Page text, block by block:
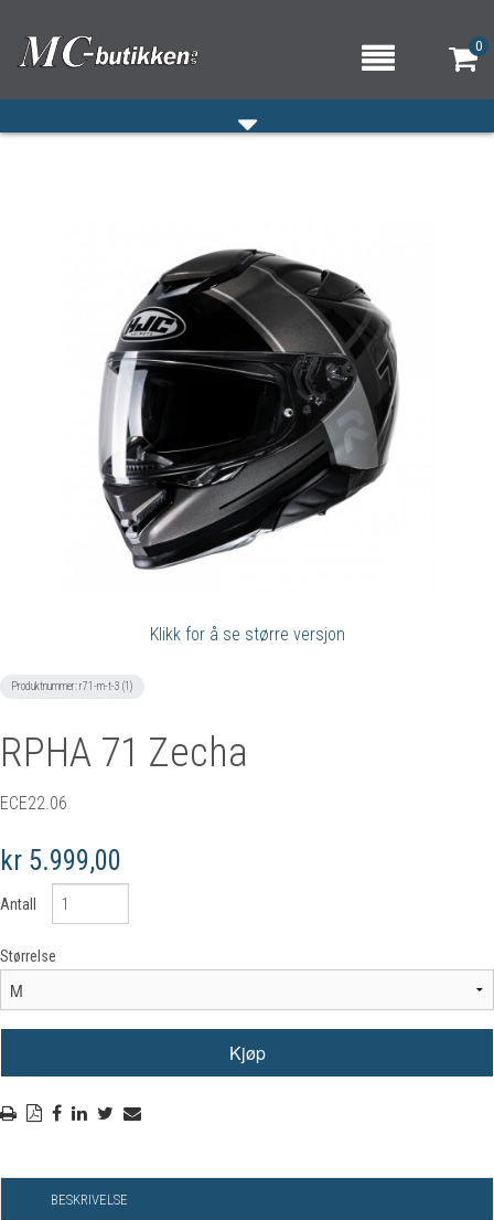
0
OM OSS/ÅPNINGSTIDER
KONTAKT OSS
Klikk for å se større versjon
Produktnummer:r71-m-t-3 (1)
RPHA 71 Zecha
ECE22.06
kr 5.999,00
Antall
Størrelse
BESKRIVELSE